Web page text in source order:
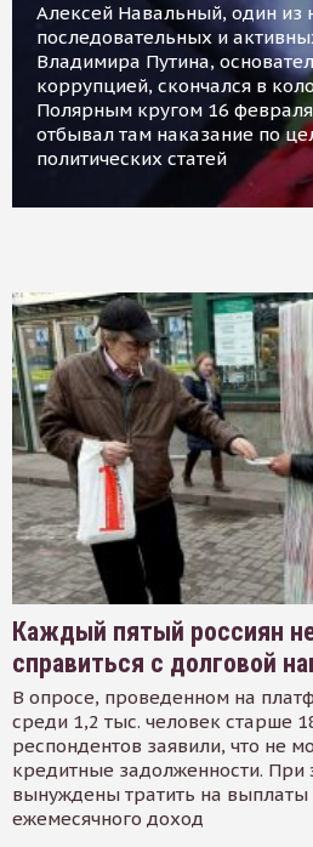
Алексей Навальный, один из
последовательных и
Владимира Путина,
коррупцией, скончался в
Полярным кругом 16
отбывал там наказание по
политических статей
Каждый пятый россиян
справиться с долговой
В опросе, проведенном на
среди 1,2 тыс. человек старше
респондентов заявили, что не
кредитные задолженности. При
вынуждены тратить на
ежемесячного доход